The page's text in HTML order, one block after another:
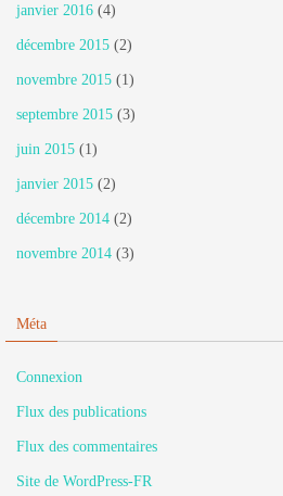
janvier 2016 (4)
décembre 2015 (2)
novembre 2015 (1)
septembre 2015 (3)
juin 2015 (1)
janvier 2015 (2)
décembre 2014 (2)
novembre 2014 (3)
Méta
Connexion
Flux des publications
Flux des commentaires
Site de WordPress-FR